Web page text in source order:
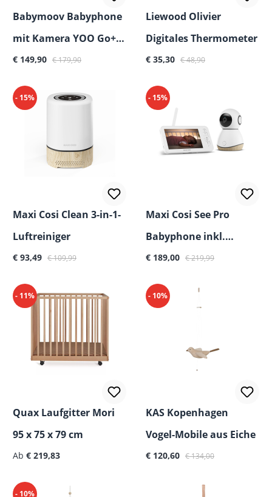
Babymoov Babyphone
mit Kamera YOO Go+
HD
Verkaufspreis:
€ 149,90 Regulärer Preis:
€ 179,90
Liewood Olivier
Digitales Thermometer
Verkaufspreis:
€ 35,30 Regulärer Preis:
€ 48,90
- 15%
Maxi Cosi Clean 3-in-1-
Luftreiniger
Verkaufspreis:
€ 93,49 Regulärer Preis:
€ 109,99
- 15%
Maxi Cosi See Pro
Babyphone inkl.
Elterneinheit
Verkaufspreis:
€ 189,00 Regulärer Preis:
€ 219,99
- 11%
Quax Laufgitter Mori
95 x 75 x 79 cm
Regulärer Preis:
Ab € 219,83
- 10%
KAS Kopenhagen
Vogel-Mobile aus Eiche
Verkaufspreis:
€ 120,60 Regulärer Preis:
€ 134,00
- 10%